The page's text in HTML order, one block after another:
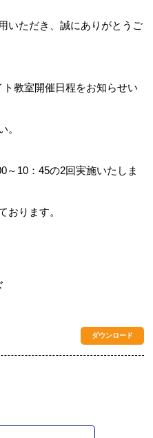
いただき、誠にありがとうご
教室開催日程をお知らせい
。
～10：45の2回実施いたしま
おります。
ダウンロード